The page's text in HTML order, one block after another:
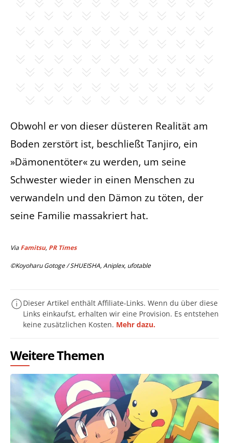
Obwohl er von dieser düsteren Realität am
Boden zerstört ist, beschließt Tanjiro, ein
»Dämonentöter« zu werden, um seine
Schwester wieder in einen Menschen zu
verwandeln und den Dämon zu töten, der
seine Familie massakriert hat.
Via Famitsu, PR Times
©Koyoharu Gotoge / SHUEISHA, Aniplex, ufotable
Dieser Artikel enthält Affiliate-Links. Wenn du über diese
Links einkaufst, erhalten wir eine Provision. Es entstehen
keine zusätzlichen Kosten. Mehr dazu.
Weitere Themen